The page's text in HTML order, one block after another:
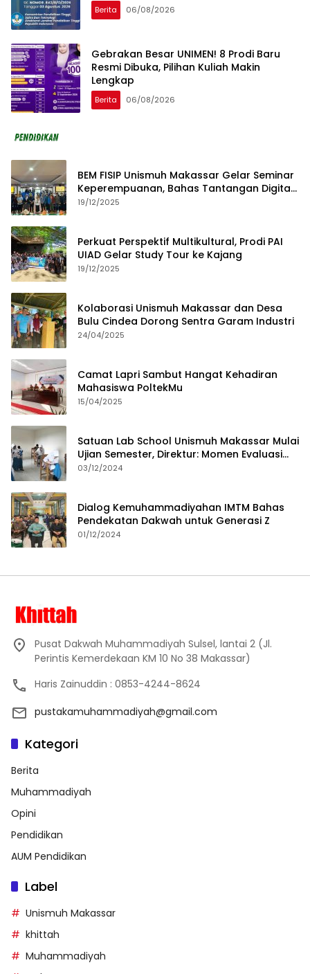
Berita 06/08/2026
Gebrakan Besar UNIMEN! 8 Prodi Baru
Resmi Dibuka, Pilihan Kuliah Makin
Lengkap
Berita 06/08/2026
BEM FISIP Unismuh Makassar Gelar Seminar
Keperempuanan, Bahas Tantangan Digital
dan Budaya Lokal
19/12/2025
Perkuat Perspektif Multikultural, Prodi PAI
UIAD Gelar Study Tour ke Kajang
19/12/2025
Kolaborasi Unismuh Makassar dan Desa
Bulu Cindea Dorong Sentra Garam Industri
24/04/2025
Camat Lapri Sambut Hangat Kehadiran
Mahasiswa PoltekMu
15/04/2025
Satuan Lab School Unismuh Makassar Mulai
Ujian Semester, Direktur: Momen Evaluasi
Proses Pembelajaran
03/12/2024
Dialog Kemuhammadiyahan IMTM Bahas
Pendekatan Dakwah untuk Generasi Z
01/12/2024
Pusat Dakwah Muhammadiyah Sulsel, lantai 2 (Jl.
Perintis Kemerdekaan KM 10 No 38 Makassar)
Haris Zainuddin : 0853-4244-8624
pustakamuhammadiyah@gmail.com
Kategori
Berita
Muhammadiyah
Opini
Pendidikan
AUM Pendidikan
Label
Unismuh Makassar
khittah
Muhammadiyah